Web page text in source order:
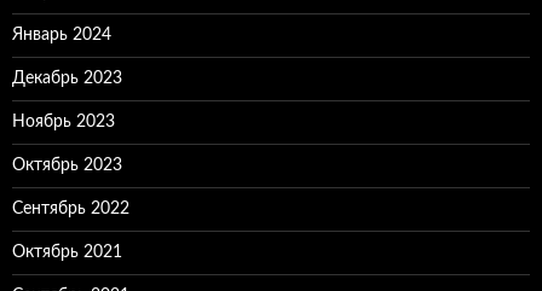
Январь 2024
Декабрь 2023
Ноябрь 2023
Октябрь 2023
Сентябрь 2022
Октябрь 2021